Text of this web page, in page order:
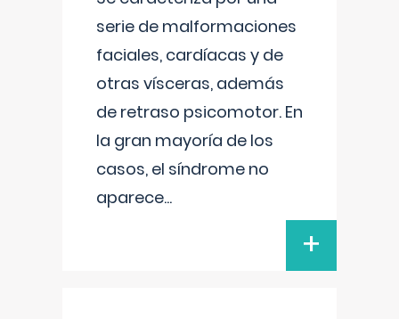
serie de malformaciones
faciales, cardíacas y de
otras vísceras, además
de retraso psicomotor. En
la gran mayoría de los
casos, el síndrome no
aparece...
+